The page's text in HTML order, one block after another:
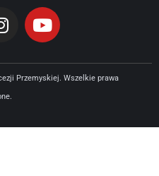
Przemyskiej. Wszelkie prawa